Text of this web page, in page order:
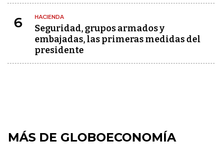
6 HACIENDA
Seguridad, grupos armados y
embajadas, las primeras medidas del
presidente
MÁS DE GLOBOECONOMÍA